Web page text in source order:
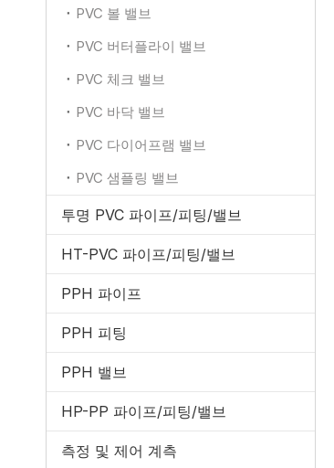
PVC 볼 밸브
PVC 버터플라이 밸브
PVC 체크 밸브
PVC 바닥 밸브
PVC 다이어프램 밸브
PVC 샘플링 밸브
투명 PVC 파이프/피팅/밸브
HT-PVC 파이프/피팅/밸브
PPH 파이프
PPH 피팅
PPH 밸브
HP-PP 파이프/피팅/밸브
측정 및 제어 계측